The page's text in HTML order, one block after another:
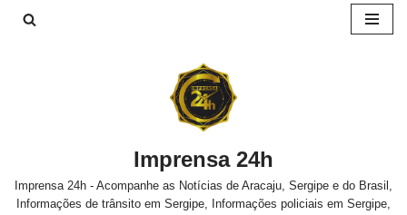
Imprensa 24h
Imprensa 24h - Acompanhe as Notícias de Aracaju, Sergipe e do Brasil,
Informações de trânsito em Sergipe, Informações policiais em Sergipe,